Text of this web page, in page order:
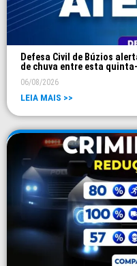
Defesa Civil de Búzios
de chuva entre esta
06/08/2026
LEIA MAIS >>